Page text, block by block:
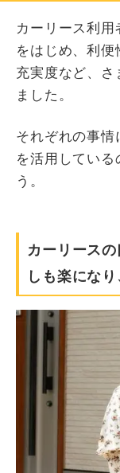
カーリース利
をはじめ、利
充実度など、さ
ました。
それぞれの事情
を活用している
う。
カーリース
しも楽にな